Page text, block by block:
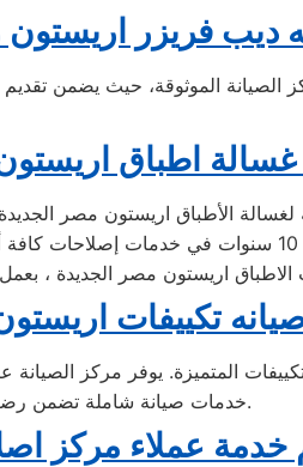
ديب فريزر
غسالة اطباق
الاطباق اريستون مصر الجديدة ،
تكييفات
خدمات صيانة شاملة تضمن رضا العملاء.
خدمة عملاء مركز